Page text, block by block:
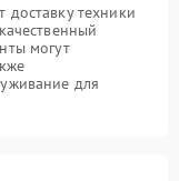
доставку техники
могут
для